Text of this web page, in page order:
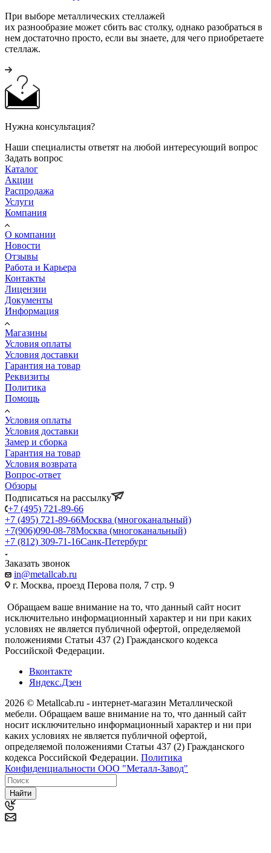
При выборе металлических стеллажей
их разнообразие может сбить вас столку, однако разобраться в
нем достаточно просто, если вы знаете, для чего приобретаете
стеллаж.
Нужна консультация?
Наши специалисты ответят на любой интересующий вопрос
Задать вопрос
Каталог
Акции
Распродажа
Услуги
Компания
О компании
Новости
Отзывы
Работа и Карьера
Контакты
Лицензии
Документы
Информация
Магазины
Условия оплаты
Условия доставки
Гарантия на товар
Реквизиты
Политика
Помощь
Условия оплаты
Условия доставки
Замер и сборка
Гарантия на товар
Условия возврата
Вопрос-ответ
Обзоры
Подписаться на рассылку
+7 (495) 721-89-66
+7 (495) 721-89-66Москва (многоканальный)
+7(906)090-08-78Москва (многоканальный)
+7 (812) 309-71-16Санк-Петербург
Заказать звонок
in@metallcab.ru
г. Москва, проезд Перова поля, 7 стр. 9
Обращаем ваше внимание на то, что данный сайт носит
исключительно информационный характер и ни при каких
условиях не является публичной офертой, определяемой
положениями Статьи 437 (2) Гражданского кодекса
Российской Федерации.
Вконтакте
Яндекс.Дзен
2026 © Metallcab.ru - интернет-магазин Металлической
мебели. Обращаем ваше внимание на то, что данный сайт
носит исключительно информационный характер и ни при
каких условиях не является публичной офертой,
определяемой положениями Статьи 437 (2) Гражданского
кодекса Российской Федерации. Политика
Конфиденциальности ООО "Металл-Завод"
Найти